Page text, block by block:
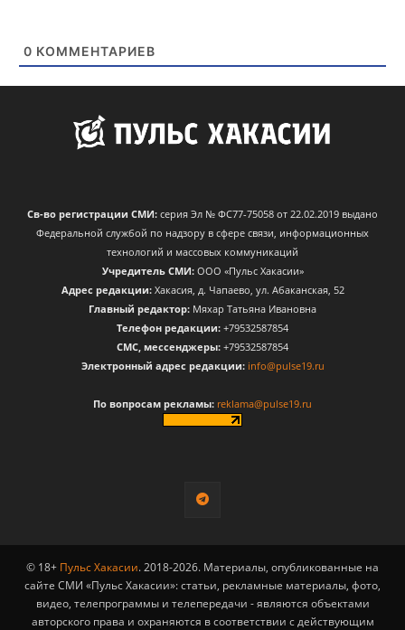
0 КОММЕНТАРИЕВ
Св-во регистрации СМИ: серия Эл № ФС77-75058 от 22.02.2019 выдано
Федеральной службой по надзору в сфере связи, информационных
технологий и массовых коммуникаций
Учредитель СМИ:ООО «Пульс Хакасии»
Адрес редакции:Хакасия, д. Чапаево, ул. Абаканская, 52
Главный редактор: Мяхар Татьяна Ивановна
Телефон редакции: +79532587854
CМС, мессенджеры: +79532587854
Электронный адрес редакции: info@pulse19.ru
По вопросам рекламы: reklama@pulse19.ru
© 18+ Пульс Хакасии. 2018-2026. Материалы, опубликованные на
сайте СМИ «Пульс Хакасии»: статьи, рекламные материалы, фото,
видео, телепрограммы и телепередачи - являются объектами
авторского права и охраняются в соответствии с действующим